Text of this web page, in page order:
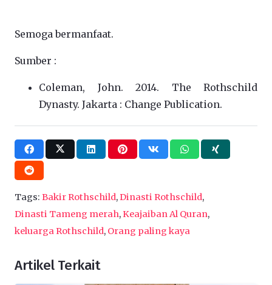
Semoga bermanfaat.
Sumber :
Coleman, John. 2014. The Rothschild
Dynasty. Jakarta : Change Publication.
Tags: Bakir Rothschild,Dinasti Rothschild,
Dinasti Tameng merah,Keajaiban Al Quran,
keluarga Rothschild, Orang paling kaya
Artikel Terkait